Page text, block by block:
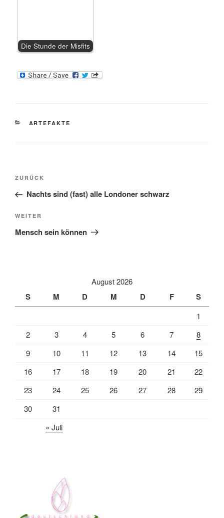
Die Stunde der Misfits
KATEGORIEN
ARTEFAKTE
Beitragsnavigation
Vorheriger
Beitrag
ZURÜCK
Nachts sind (fast) alle Londoner schwarz
Nächster
Beitrag
WEITER
Mensch sein können
August 2026
S M D M D F S
1
2
3 4 5 6 7
8
9
10 11 12 13 14
15
16
17 18 19 20 21
22
23
24 25 26 27 28
29
30
31
« Juli